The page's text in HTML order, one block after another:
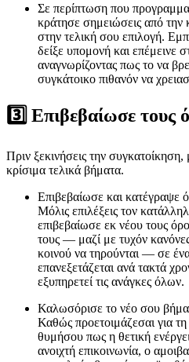
Σε περίπτωση που
κράτησε σημειώσεις από την
στην τελική σου επιλογή.
δείξε υπομονή και επέμεινε
αναγνωρίζοντας πως το να
συγκάτοικο πιθανόν να
3️⃣ Επιβεβαίωσε τους
Πριν ξεκινήσεις την
κρίσιμα τελικά βήματα.
Επιβεβαίωσε και κατέγραψε
Μόλις επιλέξεις τον
επιβεβαίωσε εκ νέου τους
τους — μαζί με τυχόν
κοινού να τηρούνται — σε
επανεξετάζεται ανά τακτά
εξυπηρετεί τις ανάγκες όλων.
Καλωσόρισε το νέο σου
Καθώς προετοιμάζεσαι για
θυμήσου πως η θετική
ανοιχτή επικοινωνία, ο